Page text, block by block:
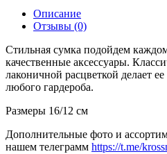
Описание
Отзывы (0)
Стильная сумка подойдем
качественные аксессуары.
лаконичной расцветкой делает
любого гардероба.
Размеры 16/12 см
Дополнительные фото и
нашем телеграмм https://t.me/